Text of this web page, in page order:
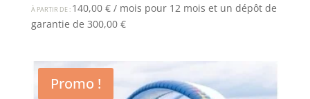
À PARTIR DE : 140,00 € / mois pour 12 mois et un dépôt de
garantie de 300,00 €
Promo !